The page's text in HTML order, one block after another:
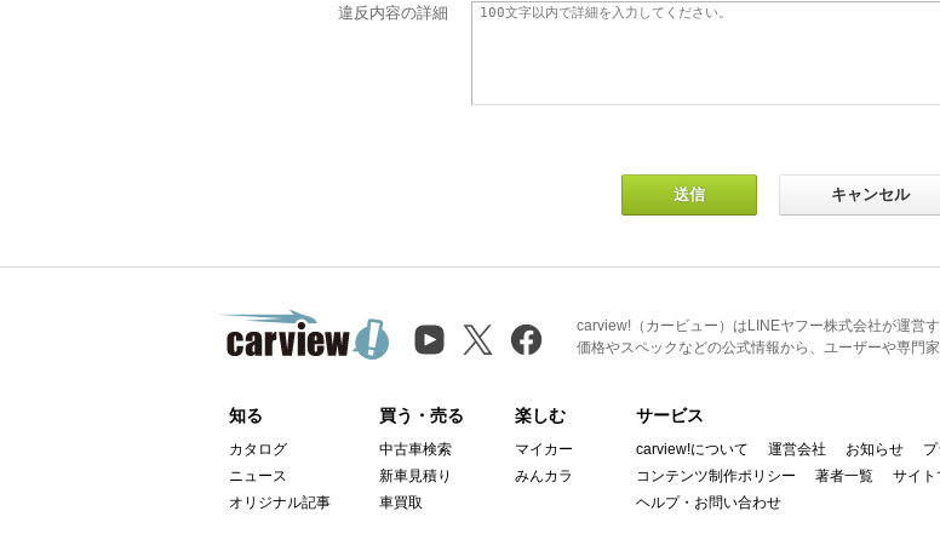
違反内容の詳細
carview!（カービュー）はLINEヤフー株式会社が運営
価格やスペックなどの公式情報から、ユーザーや専門
知る
カタログ
ニュース
オリジナル記事
買う・売る
中古車検索
新車見積り
車買取
楽しむ
マイカー
みんカラ
サービス
carview!について 運営会社 お知らせ
コンテンツ制作ポリシー
著者一覧 サイト
ヘルプ・お問い合わせ